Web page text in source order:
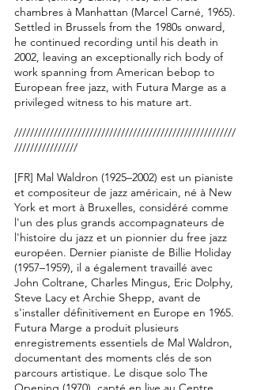
chambres à Manhattan (Marcel Carné, 1965).
Settled in Brussels from the 1980s onward,
he continued recording until his death in
2002, leaving an exceptionally rich body of
work spanning from American bebop to
European free jazz, with Futura Marge as a
privileged witness to his mature art.
////////////////////////////////////////////////////////
////////////////​
[FR] Mal Waldron (1925–2002) est un pianiste
et compositeur de jazz américain, né à New
York et mort à Bruxelles, considéré comme
l'un des plus grands accompagnateurs de
l'histoire du jazz et un pionnier du free jazz
européen. Dernier pianiste de Billie Holiday
(1957–1959), il a également travaillé avec
John Coltrane, Charles Mingus, Eric Dolphy,
Steve Lacy et Archie Shepp, avant de
s'installer définitivement en Europe en 1965.​
Futura Marge a produit plusieurs
enregistrements essentiels de Mal Waldron,
documentant des moments clés de son
parcours artistique. Le disque solo The